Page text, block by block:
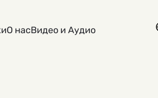
О насВидео и Аудио